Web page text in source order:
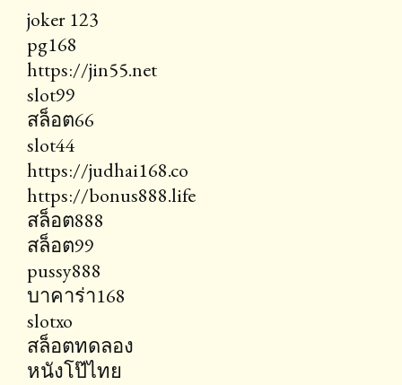
joker 123
pg168
https://jin55.net
slot99
สล็อต66
slot44
https://judhai168.co
https://bonus888.life
สล็อต888
สล็อต99
pussy888
บาคาร่า168
slotxo
สล็อตทดลอง
หนังโป๊ไทย